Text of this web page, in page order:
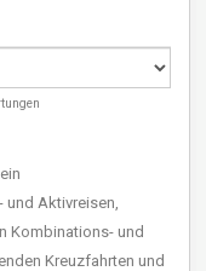
Aktivreisen,
Kombinations- und
Kreuzfahrten und